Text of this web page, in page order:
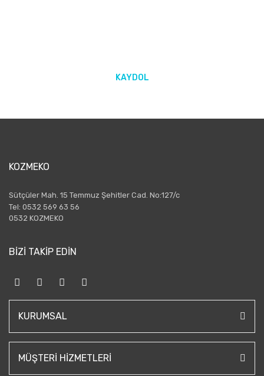
KAYDOL
KOZMEKO
Sütçüler Mah. 15 Temmuz Şehitler Cad. No:127/c
Tel: 0532 569 63 56
0532 KOZMEKO
BİZİ TAKİP EDİN
KURUMSAL
MÜŞTERI HIZMETLERI